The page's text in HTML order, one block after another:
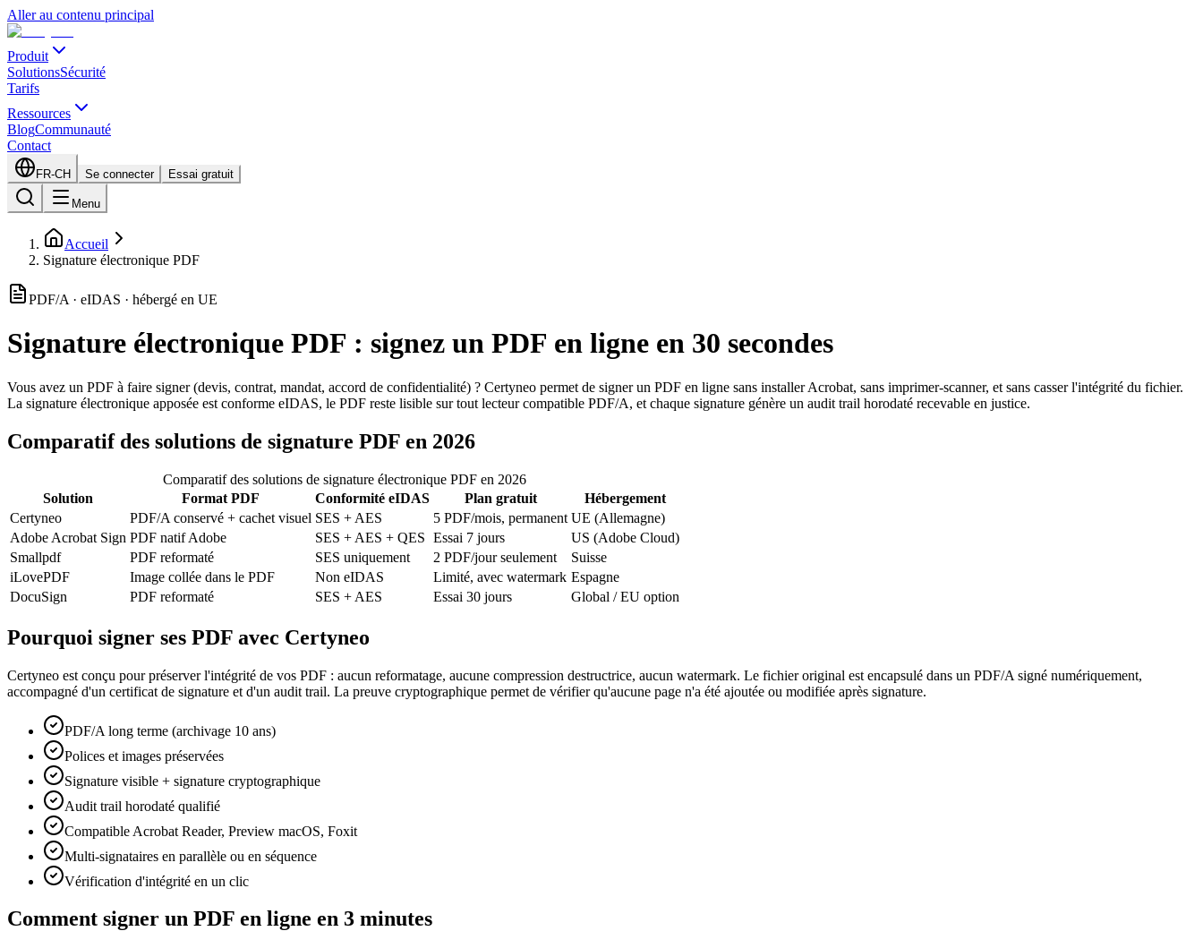
Aller au contenu principal
Produit
SolutionsSécurité
Tarifs
Ressources
BlogCommunauté
Contact
FR-CH Se connecter Essai gratuit
Menu
Accueil
Signature électronique PDF
PDF/A · eIDAS · hébergé en UE
Signature électronique PDF : signez un PDF en ligne en 30 secondes
Vous avez un PDF à faire signer (devis, contrat, mandat, accord de confidentialité) ? Certyneo permet de signer un PDF en ligne sans installer Acrobat, sans imprimer-scanner, et sans casser l'intégrité du fichier.
La signature électronique apposée est conforme eIDAS, le PDF reste lisible sur tout lecteur compatible PDF/A, et chaque signature génère un audit trail horodaté recevable en justice.
Comparatif des solutions de signature PDF en 2026
Comparatif des solutions de signature électronique PDF en 2026
Solution
Format PDF Conformité eIDAS Plan gratuit
Hébergement
Certyneo
PDF/A conservé + cachet visuel SES + AES 5 PDF/mois, permanent UE (Allemagne)
Adobe Acrobat Sign PDF natif Adobe SES + AES + QES Essai 7 jours
US (Adobe Cloud)
Smallpdf
PDF reformaté SES uniquement 2 PDF/jour seulement
Suisse
iLovePDF
Image collée dans le PDF Non eIDAS Limité, avec watermark Espagne
DocuSign
PDF reformaté SES + AES Essai 30 jours Global / EU option
Pourquoi signer ses PDF avec Certyneo
Certyneo est conçu pour préserver l'intégrité de vos PDF : aucun reformatage, aucune compression destructrice, aucun watermark. Le fichier original est encapsulé dans un PDF/A signé numériquement,
accompagné d'un certificat de signature et d'un audit trail. La preuve cryptographique permet de vérifier qu'aucune page n'a été ajoutée ou modifiée après signature.
PDF/A long terme (archivage 10 ans)
Polices et images préservées
Signature visible + signature cryptographique
Audit trail horodaté qualifié
Compatible Acrobat Reader, Preview macOS, Foxit
Multi-signataires en parallèle ou en séquence
Vérification d'intégrité en un clic
Comment signer un PDF en ligne en 3 minutes